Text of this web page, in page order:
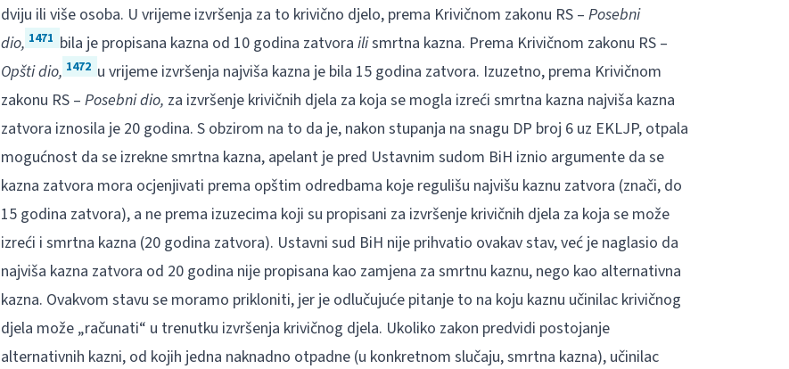
dviju ili više osoba. U vrijeme izvršenja za to krivično djelo, prema Krivičnom zakonu RS – Posebni
dio, 1471 bila je propisana kazna od 10 godina zatvora ilismrtna kazna. Prema Krivičnom zakonu RS –
Opšti dio, 1472 u vrijeme izvršenja najviša kazna je bila 15 godina zatvora. Izuzetno, prema Krivičnom
zakonu RS – Posebni dio, za izvršenje krivičnih djela za koja se mogla izreći smrtna kazna najviša kazna
zatvora iznosila je 20 godina. S obzirom na to da je, nakon stupanja na snagu DP broj 6 uz EKLJP, otpala
mogućnost da se izrekne smrtna kazna, apelant je pred Ustavnim sudom BiH iznio argumente da se
kazna zatvora mora ocjenjivati prema opštim odredbama koje regulišu najvišu kaznu zatvora (znači, do
15 godina zatvora), a ne prema izuzecima koji su propisani za izvršenje krivičnih djela za koja se može
izreći i smrtna kazna (20 godina zatvora). Ustavni sud BiH nije prihvatio ovakav stav, već je naglasio da
najviša kazna zatvora od 20 godina nije propisana kao zamjena za smrtnu kaznu, nego kao alternativna
kazna. Ovakvom stavu se moramo prikloniti, jer je odlučujuće pitanje to na koju kaznu učinilac krivičnog
djela može „računati“ u trenutku izvršenja krivičnog djela. Ukoliko zakon predvidi postojanje
alternativnih kazni, od kojih jedna naknadno otpadne (u konkretnom slučaju, smrtna kazna), učinilac